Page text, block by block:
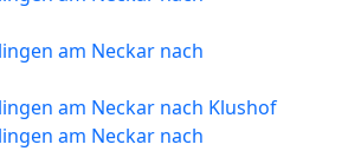
am Neckar nach
am Neckar nach Klushof
am Neckar nach